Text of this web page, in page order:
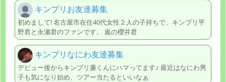
キンプリお友達募集
初めまして! 名古屋市在住40代女性２人の子持ちで、キンプリ平
野君と永瀬君のファンです。 嵐の櫻井君
キンプリなにわ友達募集
デビュー後からキンプリ廉くんにハマってます♪ 最近はなにわ男
子も気になり始め、ツアー当たるといいなぁ